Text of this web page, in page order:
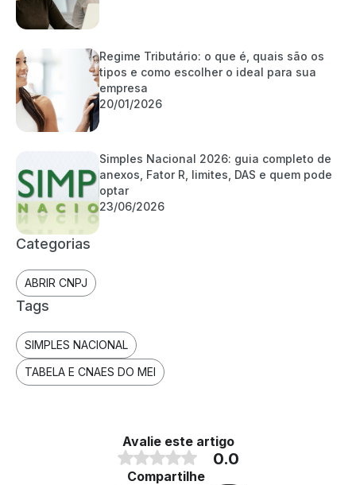
Regime Tributário: o que é, quais são os
tipos e como escolher o ideal para sua
empresa
20/01/2026
Simples Nacional 2026: guia completo de
anexos, Fator R, limites, DAS e quem pode
optar
23/06/2026
Categorias
ABRIR CNPJ
Tags
SIMPLES NACIONAL
TABELA E CNAES DO MEI
Avalie este artigo
0.0
Compartilhe